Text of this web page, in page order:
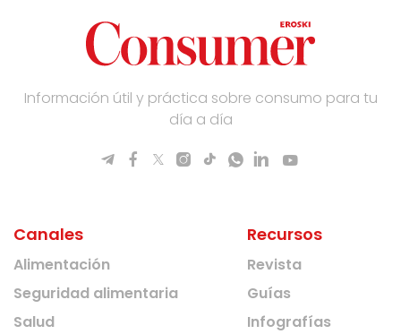
Información útil y práctica sobre consumo para tu
día a día
Canales
Alimentación
Seguridad alimentaria
Salud
Recursos
Revista
Guías
Infografías